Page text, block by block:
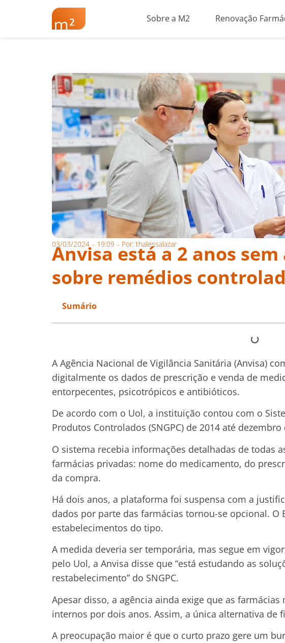
Sobre a M2 Renovação
03/03/2024 - 19:09 - Por: thalessalazar
Anvisa está a 2 anos
sobre remédios
Sumário
A Agência Nacional de Vigilância Sanitária (Anvisa)
digitalmente os dados de prescrição e venda de
entorpecentes, psicotrópicos e antibióticos.
De acordo com o Uol, a instituição contou com o
Produtos Controlados (SNGPC) de 2014 até dezembro
O sistema recebia informações detalhadas de todas
farmácias privadas: nome do medicamento, do
da compra.
Há dois anos, a plataforma foi suspensa com a
dados por parte das farmácias tornou-se opcional. O
estabelecimentos do tipo.
A medida deveria ser temporária, mas segue em
pelo Uol, a Anvisa disse que “está estudando as
restabelecimento” do SNGPC.
Apesar disso, a agência ainda exige que as
internos por dois anos. Assim, a única alternativa de
A preocupação maior é que o curto prazo gere um